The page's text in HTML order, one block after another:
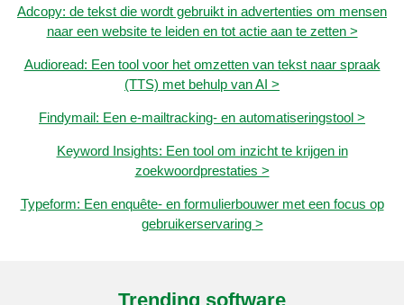
Adcopy: de tekst die wordt gebruikt in advertenties om mensen
naar een website te leiden en tot actie aan te zetten >
Audioread: Een tool voor het omzetten van tekst naar spraak
(TTS) met behulp van AI >
Findymail: Een e-mailtracking- en automatiseringstool >
Keyword Insights: Een tool om inzicht te krijgen in
zoekwoordprestaties >
Typeform: Een enquête- en formulierbouwer met een focus op
gebruikerservaring >
Trending software